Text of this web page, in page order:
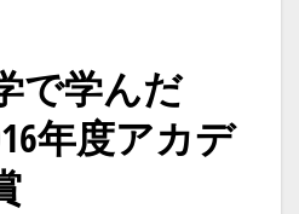
で学んだ
年度アカデ